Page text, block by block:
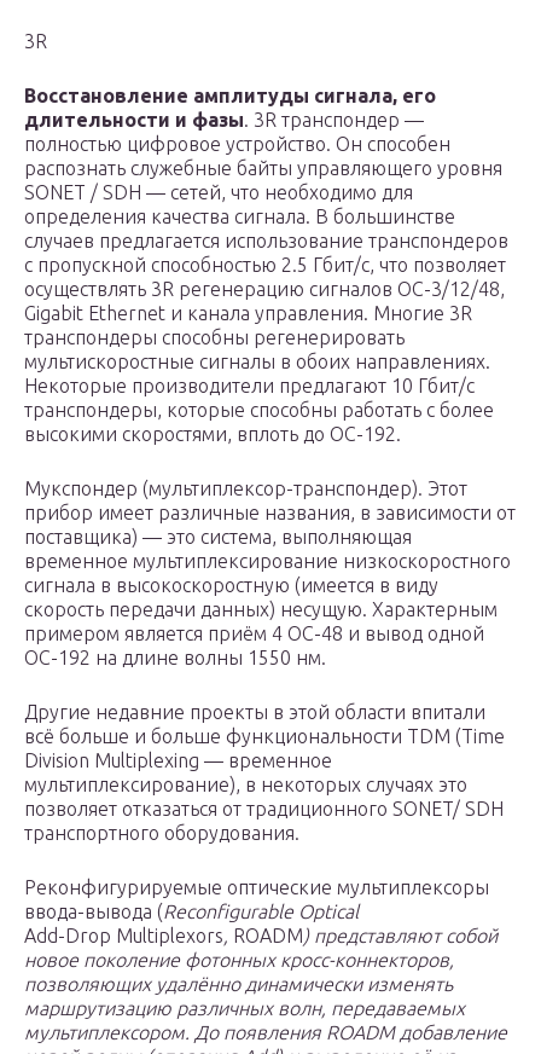
3R
Восстановление амплитуды сигнала, его
длительности и фазы. 3R транспондер —
полностью цифровое устройство. Он способен
распознать служебные байты управляющего уровня
SONET / SDH — сетей, что необходимо для
определения качества сигнала. В большинстве
случаев предлагается использование транспондеров
с пропускной способностью 2.5 Гбит/с, что позволяет
осуществлять 3R регенерацию сигналов OC-3/12/48,
Gigabit Ethernet и канала управления. Многие 3R
транспондеры способны регенерировать
мультискоростные сигналы в обоих направлениях.
Некоторые производители предлагают 10 Гбит/с
транспондеры, которые способны работать с более
высокими скоростями, вплоть до OC-192.
Мукспондер (мультиплексор-транспондер). Этот
прибор имеет различные названия, в зависимости от
поставщика) — это система, выполняющая
временное мультиплексирование низкоскоростного
сигнала в высокоскоростную (имеется в виду
скорость передачи данных) несущую. Характерным
примером является приём 4 OC-48 и вывод одной
OC-192 на длине волны 1550 нм.
Другие недавние проекты в этой области впитали
всё больше и больше функциональности TDM (Time
Division Multiplexing — временное
мультиплексирование), в некоторых случаях это
позволяет отказаться от традиционного SONET/ SDH
транспортного оборудования.
Реконфигурируемые оптические мультиплексоры
ввода-вывода (Reconfigurable Optical
Add-Drop Multiplexors, ROADM) представляют собой
новое поколение фотонных кросс-коннекторов,
позволяющих удалённо динамически изменять
маршрутизацию различных волн, передаваемых
мультиплексором. До появления ROADM добавление